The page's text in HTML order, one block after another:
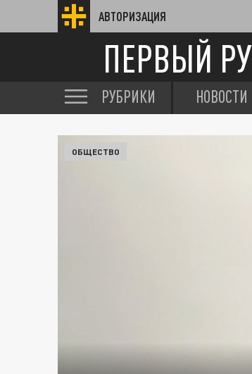
АВТОРИЗАЦИЯ
ПЕРВЫЙ
РУБРИКИ НОВОСТИ
ОБЩЕСТВО